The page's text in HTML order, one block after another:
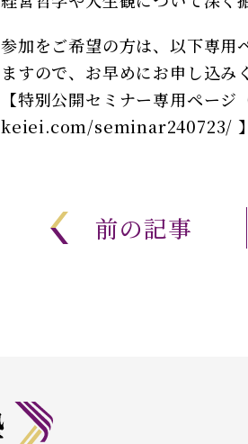
参加をご希望の方は、以下専用
ますので、お早めにお申し込み
【特別公開セミナー専用ペー
keiei.com/seminar240723/ 】
前の記事